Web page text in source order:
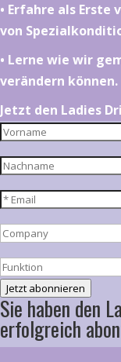
•⁠ ⁠⁠Erfahre als Erste
von
•⁠ ⁠⁠Lerne wie wir
verändern können.
Jetzt den Ladies
Jetzt abonnieren
Sie haben den
erfolgreich